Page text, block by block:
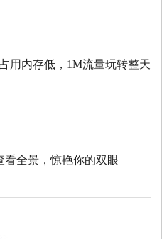
用内存低， 1M流量玩转整天
看全景，惊艳你的双眼